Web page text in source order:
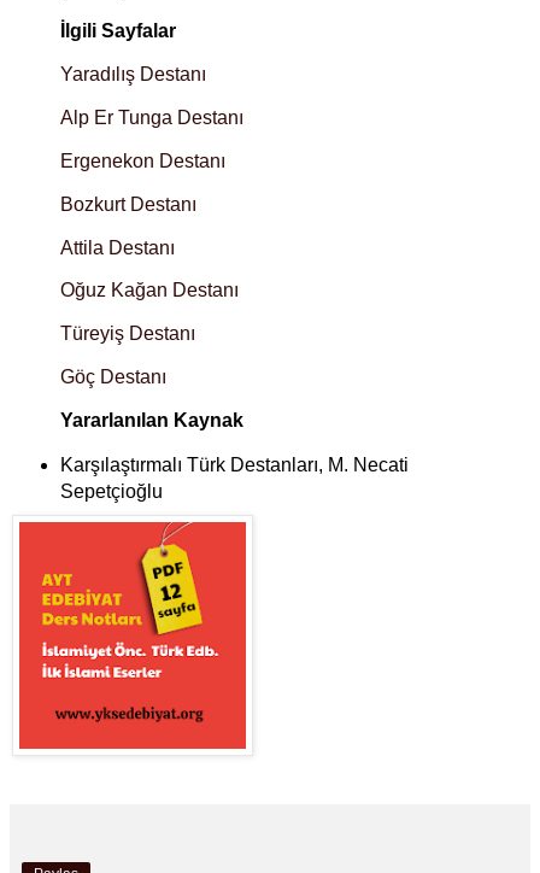
İlgili Sayfalar
Yaradılış Destanı
Alp Er Tunga Destanı
Ergenekon Destanı
Bozkurt Destanı
Attila Destanı
Oğuz Kağan Destanı
Türeyiş Destanı
Göç Destanı
Yararlanılan Kaynak
Karşılaştırmalı Türk Destanları, M. Necati
Sepetçioğlu